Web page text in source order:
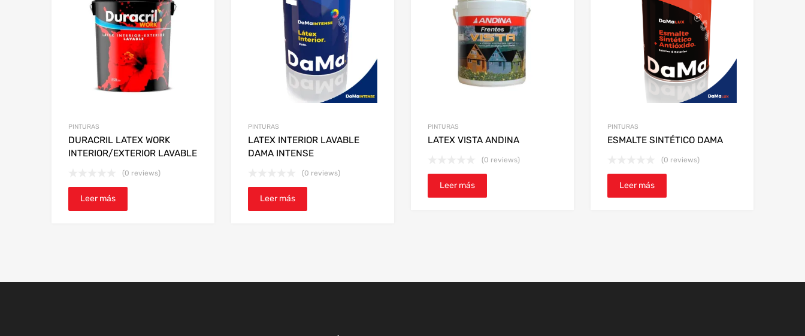
PINTURAS
DURACRIL LATEX WORK
INTERIOR/EXTERIOR LAVABLE
(0 reviews)
Leer más
PINTURAS
LATEX INTERIOR LAVABLE
DAMA INTENSE
(0 reviews)
Leer más
PINTURAS
LATEX VISTA ANDINA
(0 reviews)
Leer más
PINTURAS
ESMALTE SINTÉTICO DAMA
(0 reviews)
Leer más